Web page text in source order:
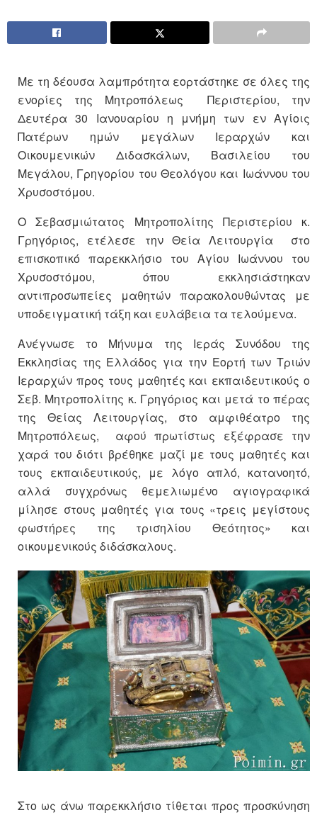
Με τη δέουσα λαμπρότητα εορτάστηκε σε όλες της
ενορίες της Μητροπόλεως Περιστερίου, την
Δευτέρα 30 Ιανουαρίου η μνήμη των εν Αγίοις
Πατέρων ημών μεγάλων Ιεραρχών και
Οικουμενικών Διδασκάλων, Βασιλείου του
Μεγάλου, Γρηγορίου του Θεολόγου και Ιωάννου του
Χρυσοστόμου.
Ο Σεβασμιώτατος Μητροπολίτης Περιστερίου κ.
Γρηγόριος, ετέλεσε την Θεία Λειτουργία στο
επισκοπικό παρεκκλήσιο του Αγίου Ιωάννου του
Χρυσοστόμου, όπου εκκλησιάστηκαν
αντιπροσωπείες μαθητών παρακολουθώντας με
υποδειγματική τάξη και ευλάβεια τα τελούμενα.
Ανέγνωσε το Μήνυμα της Ιεράς Συνόδου της
Εκκλησίας της Ελλάδος για την Εορτή των Τριών
Ιεραρχών προς τους μαθητές και εκπαιδευτικούς ο
Σεβ. Μητροπολίτης κ. Γρηγόριος και μετά το πέρας
της Θείας Λειτουργίας, στο αμφιθέατρο της
Μητροπόλεως, αφού πρωτίστως εξέφρασε την
χαρά του διότι βρέθηκε μαζί με τους μαθητές και
τους εκπαιδευτικούς, με λόγο απλό, κατανοητό,
αλλά συγχρόνως θεμελιωμένο αγιογραφικά
μίλησε στους μαθητές για τους «τρεις μεγίστους
φωστήρες της τρισηλίου Θεότητος» και
οικουμενικούς διδάσκαλους.
Στο ως άνω παρεκκλήσιο τίθεται προς προσκύνηση